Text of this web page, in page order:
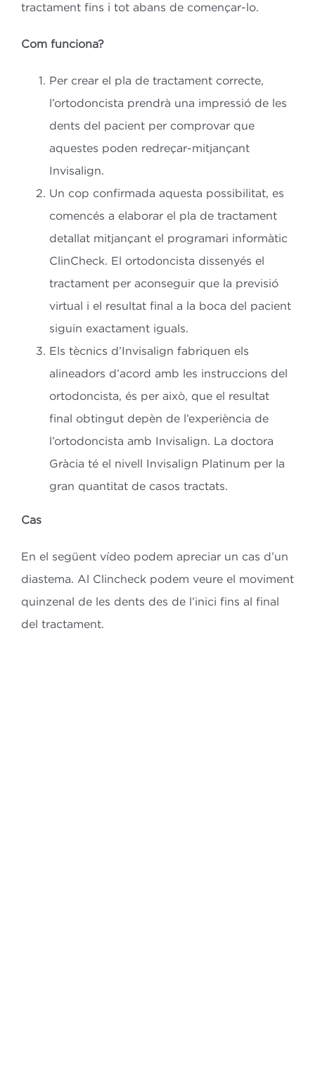
tractament fins i tot abans de començar-lo.
Com funciona?
Per crear el pla de tractament correcte,
l’ortodoncista prendrà una impressió de les
dents del pacient per comprovar que
aquestes poden redreçar-mitjançant
Invisalign.
Un cop confirmada aquesta possibilitat, es
comencés a elaborar el pla de tractament
detallat mitjançant el programari informàtic
ClinCheck. El ortodoncista dissenyés el
tractament per aconseguir que la previsió
virtual i el resultat final a la boca del pacient
siguin exactament iguals.
Els tècnics d’Invisalign fabriquen els
alineadors d’acord amb les instruccions del
ortodoncista, és per això, que el resultat
final obtingut depèn de l’experiència de
l’ortodoncista amb Invisalign. La doctora
Gràcia té el nivell Invisalign Platinum per la
gran quantitat de casos tractats.
Cas
En el següent vídeo podem apreciar un cas d’un
diastema. Al Clincheck podem veure el moviment
quinzenal de les dents des de l’inici fins al final
del tractament.